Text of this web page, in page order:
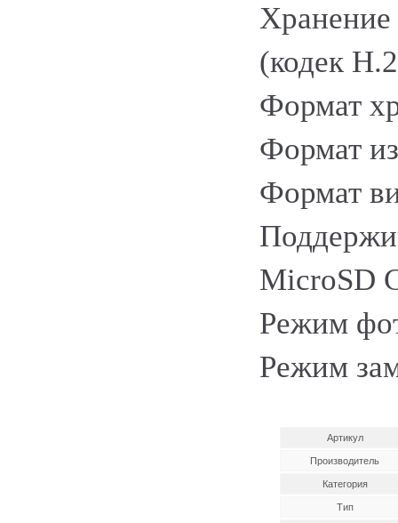
(кодек
Формат
Формат
Формат
MicroSD
Режим
Режим
Артикул
Производитель
Категория
Тип